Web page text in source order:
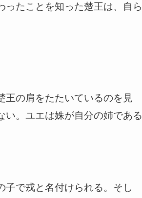
ったことを知った楚王は、自ら
王の肩をたたいているのを見
い。ユエは姝が自分の姉である
子で戎と名付けられる。そし